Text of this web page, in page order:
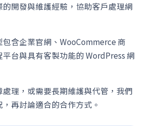
開發與維護經驗，協助客戶處理網
含企業官網、WooCommerce 商
台與具有客製功能的 WordPress 網
理，或需要長期維護與代管，我們
再討論適合的合作方式。